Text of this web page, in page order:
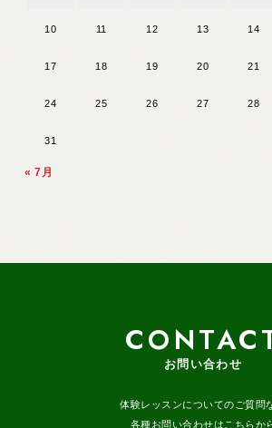
10 11 12 13 14
17 18 19 20 21
24 25 26 27 28
31
« 7月
お問い合わせ
体験レッスンについてのご質問
各種お問い合わせはこちらか